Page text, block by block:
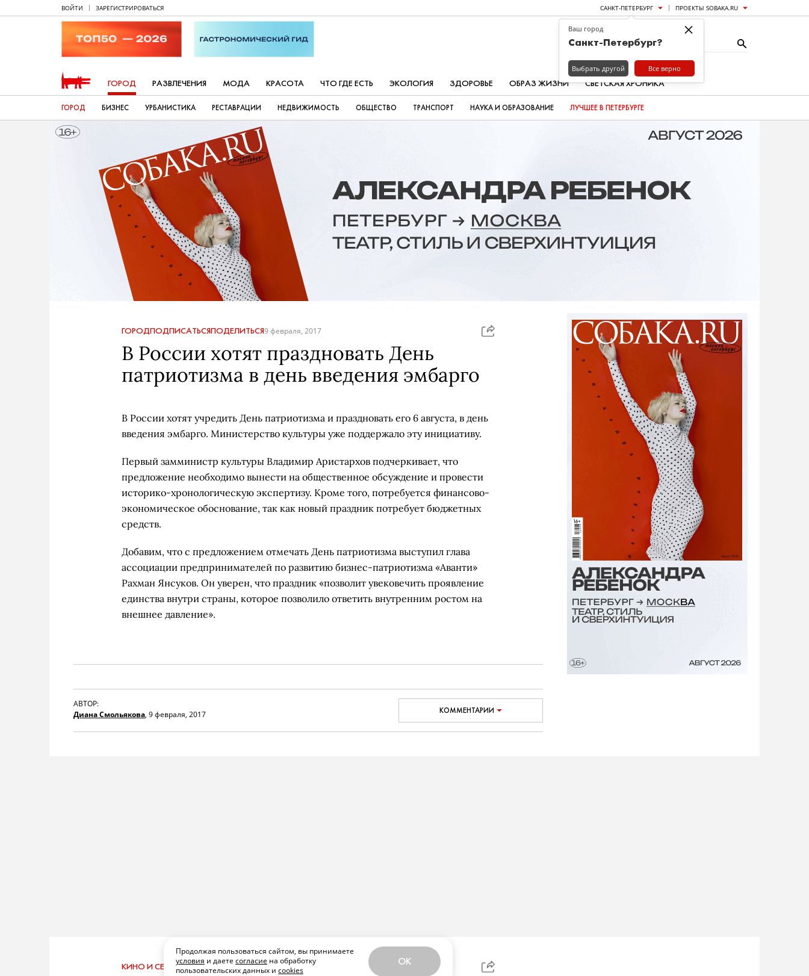
Продолжая пользоваться сайтом, вы принимаете
условия и даете согласие на обработку
пользовательских данных и cookies
OK
ВОЙТИ ЗАРЕГИСТРИРОВАТЬСЯ САНКТ-ПЕТЕРБУРГ ПРОЕКТЫ SOBAKA.RU
ГОРОД РАЗВЛЕЧЕНИЯ МОДА КРАСОТА ЧТО ГДЕ ЕСТЬ ЭКОЛОГИЯ ЗДОРОВЬЕ ОБРАЗ ЖИЗНИ СВЕТСКАЯ ХРОНИКА
ГОРОД БИЗНЕС УРБАНИСТИКА РЕСТАВРАЦИИ НЕДВИЖИМОСТЬ ОБЩЕСТВО ТРАНСПОРТ НАУКА И ОБРАЗОВАНИЕ ЛУЧШЕЕ В ПЕТЕРБУРГЕ
ГОРОДПОДПИСАТЬСЯПОДЕЛИТЬСЯ9 февраля, 2017
В России хотят праздновать День
патриотизма в день введения эмбарго
В России хотят учредить День патриотизма и праздновать его 6 августа, в день
введения эмбарго. Министерство культуры уже поддержало эту инициативу.
Первый замминистр культуры Владимир Аристархов подчеркивает, что
предложение необходимо вынести на общественное обсуждение и провести
историко-хронологическую экспертизу. Кроме того, потребуется финансово-
экономическое обоснование, так как новый праздник потребует бюджетных
средств.
Добавим, что с предложением отмечать День патриотизма выступил глава
ассоциации предпринимателей по развитию бизнес-патриотизма «Аванти»
Рахман Янсуков. Он уверен, что праздник «позволит увековечить проявление
единства внутри страны, которое позволило ответить внутренним ростом на
внешнее давление».
АВТОР:
Диана Смольякова, 9 февраля, 2017 КОММЕНТАРИИ
КИНО И СЕРИАЛЫПОДПИСАТЬСЯПОДЕЛИТЬСЯ
×
Ваш город
Санкт-Петербург?
Выбрать другой Все верно